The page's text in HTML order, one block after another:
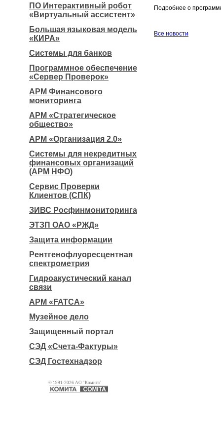
ПО Интерактивный робот
«Виртуальный ассистент»
Большая языковая модель
«КИРА»
Системы для банков
Программное обеспечение
«Сервер Проверок»
АРМ Финансового
мониторинга
АРМ «Стратегическое
общество»
АРМ «Организация 2.0»
Системы для некредитных
финансовых организаций
(АРМ НФО)
Сервис Проверки
Клиентов (СПК)
ЗИВС Росфинмониторинга
ЭТЗП ОАО «РЖД»
Защита информации
Рентгенофлуоресцентная
спектрометрия
Гидроакустический канал
связи
АРМ «FATCA»
Музейное дело
Защищенный портал
СЭД «Счета-Фактуры»
СЭД Гостехнадзор
Подробнее о
Все новости
© 1991-2026 АО "Комита"